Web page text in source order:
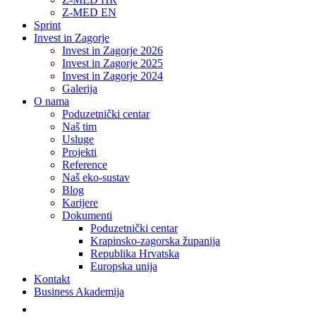
Z-MED EN
Sprint
Invest in Zagorje
Invest in Zagorje 2026
Invest in Zagorje 2025
Invest in Zagorje 2024
Galerija
O nama
Poduzetnički centar
Naš tim
Usluge
Projekti
Reference
Naš eko-sustav
Blog
Karijere
Dokumenti
Poduzetnički centar
Krapinsko-zagorska županija
Republika Hrvatska
Europska unija
Kontakt
Business Akademija